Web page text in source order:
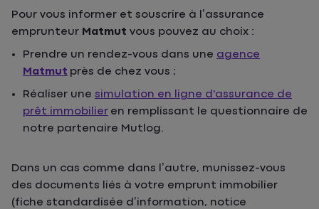
Pour vous informer et souscrire à l’assurance
emprunteur Matmut vous pouvez au choix :
Prendre un rendez-vous dans une agence
Matmut près de chez vous ;
Réaliser une simulation en ligne d'assurance de
prêt immobilier en remplissant le questionnaire de
notre partenaire Mutlog.
Dans un cas comme dans l’autre, munissez-vous
des documents liés à votre emprunt immobilier
(fiche standardisée d’information, notice